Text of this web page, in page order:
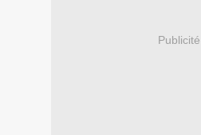
Publicité